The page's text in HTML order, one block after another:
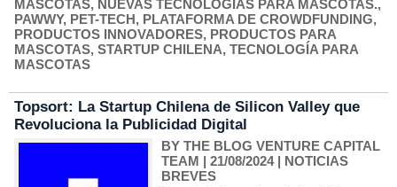
MASCOTAS, NUEVAS TECNOLOGÍAS PARA MASCOTAS.,
PAWWY, PET-TECH, PLATAFORMA DE CROWDFUNDING,
PRODUCTOS INNOVADORES, PRODUCTOS PARA
MASCOTAS, STARTUP CHILENA, TECNOLOGÍA PARA
MASCOTAS
Topsort: La Startup Chilena de Silicon Valley que
Revoluciona la Publicidad Digital
BY THE BLOG VENTURE CAPITAL
TEAM | 21/08/2024| NOTICIAS
BREVES